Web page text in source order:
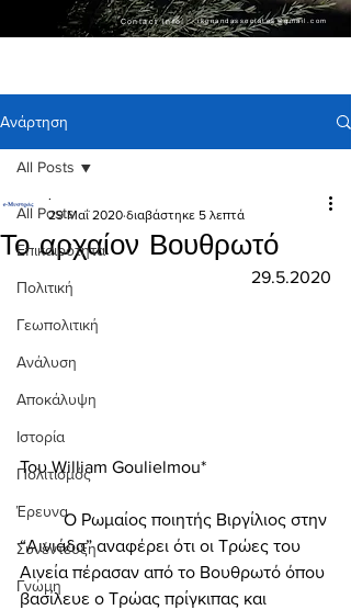
Contact info: ikonandassociates@gmail.com
Ανάρτηση
All Posts
Επικαιρότητα
Πολιτική
Γεωπολιτική
Ανάλυση
Αποκάλυψη
Ιστορία
Πολιτισμός
Έρευνα
Συνέντευξη
Γνώμη
All Posts
Το αρχαίον Βουθρωτό
.
29 Μαΐ 2020 διαβάστηκε 5 λεπτά
29.5.2020
Του William Goulielmou*
	O Ρωμαίος ποιητής Βιργίλιος στην
“Αινιάδα” αναφέρει ότι οι Τρώες του
Αινεία πέρασαν από το Βουθρωτό όπου
βασίλευε ο Τρώας πρίγκιπας και